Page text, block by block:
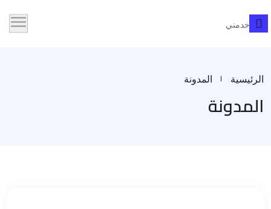
الرئيسية المدونة
المدونة